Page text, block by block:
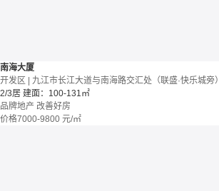
南海大厦
开发区 | 九江市长江大道与南海路交汇处（联盛·快乐城旁）
2/3居 建面：100-131㎡
品牌地产 改善好房
价格7000-9800 元/㎡